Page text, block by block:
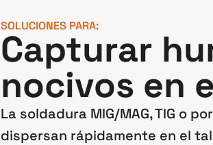
SOLUCIONES PARA:
Capturar
nocivos en
La soldadura MIG/MAG, TIG o
dispersan rápidamente en el